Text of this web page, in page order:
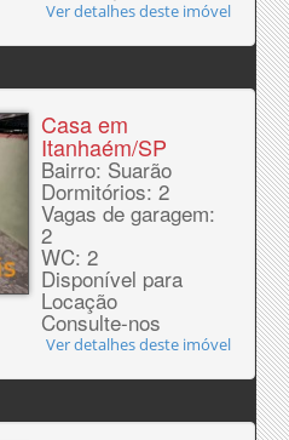
Ver detalhes deste imóvel
Casa em
Itanhaém/SP
Bairro: Suarão
Dormitórios: 2
Vagas de garagem:
2
WC: 2
Disponível para
Locação
Consulte-nos
Ver detalhes deste imóvel